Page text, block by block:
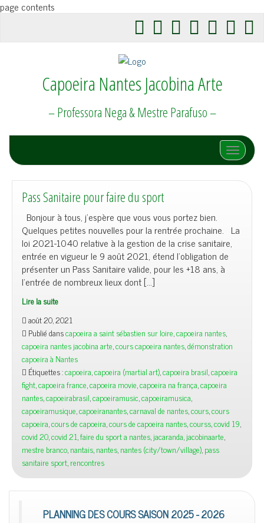
page contents
Capoeira Nantes Jacobina Arte
– Professora Nega & Mestre Parafuso –
Afficher/
Pass Sanitaire pour faire du sport
Bonjour à tous, j’espère que vous vous portez bien.
Quelques petites nouvelles pour la rentrée prochaine. La
loi 2021-1040 relative à la gestion de la crise sanitaire,
entrée en vigueur le 9 août 2021, étend l’obligation de
présenter un Pass Sanitaire valide, pour les +18 ans, à
l’entrée de nombreux lieux dont […]
Lire la suite
août 20, 2021
Publié danscapoeira a saint sébastien sur loire,capoeira nantes,
capoeira nantes jacobina arte,cours capoeira nantes,démonstration
capoeira à Nantes
Étiquettes :capoeira,capoeira (martial art),capoeira brasil,capoeira
fight,capoeira france,capoeira movie,capoeira na frança,capoeira
nantes,capoeirabrasil,capoeiramusic,capoeiramusica,
capoeiramusique,capoeiranantes,carnaval de nantes,cours,cours
capoeira,cours de capoeira,cours de capoeira nantes,courss,covid 19,
covid 20,covid 21,faire du sport a nantes,jacaranda,jacobinaarte,
mestre branco,nantais,nantes,nantes (city/town/village),pass
sanitaire sport,rencontres
PLANNING DES COURS SAISON 2025 - 2026